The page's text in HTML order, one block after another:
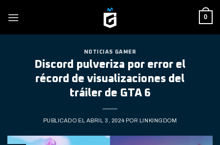
0
NOTICIAS GAMER
Discord pulveriza por error el
récord de visualizaciones del
tráiler de GTA 6
PUBLICADO EL ABRIL 3, 2024 POR LINKINGDOM